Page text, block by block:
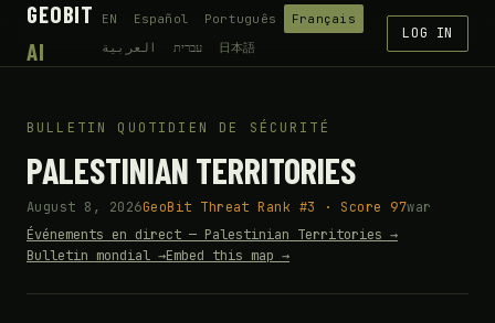
GEOBIT
AI
EN Español Português
Français
العربية
עברית 日本語
LOG IN
BULLETIN QUOTIDIEN DE SÉCURITÉ
PALESTINIAN TERRITORIES
August 8, 2026GeoBit Threat Rank #3 · Score 97war
Événements en direct — Palestinian Territories →
Bulletin mondial →Embed this map →